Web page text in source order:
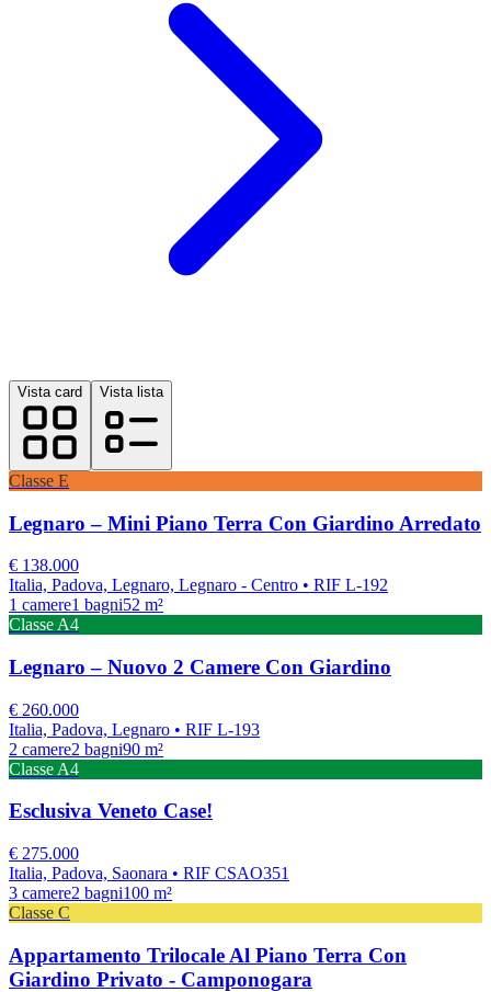
Vista card Vista lista
Classe E
Legnaro – Mini Piano Terra Con Giardino Arredato
€ 138.000
Italia, Padova, Legnaro, Legnaro - Centro • RIF L-192
1 camere1 bagni52 m²
Classe A4
Legnaro – Nuovo 2 Camere Con Giardino
€ 260.000
Italia, Padova, Legnaro • RIF L-193
2 camere2 bagni90 m²
Classe A4
Esclusiva Veneto Case!
€ 275.000
Italia, Padova, Saonara • RIF CSAO351
3 camere2 bagni100 m²
Classe C
Appartamento Trilocale Al Piano Terra Con
Giardino Privato - Camponogara